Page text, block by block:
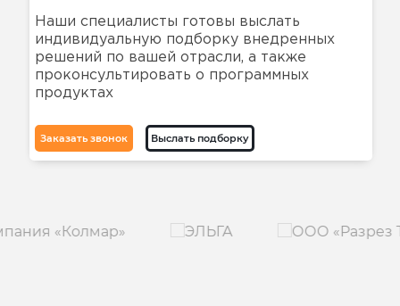
Наши специалисты готовы выслать
индивидуальную подборку внедренных
решений по вашей отрасли, а также
проконсультировать о программных
продуктах
Заказать звонок Выслать подборку